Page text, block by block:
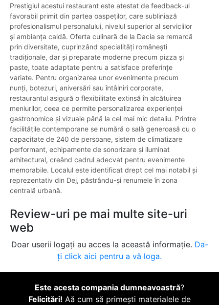
Prestigiul acestui restaurant este atestat de feedback-ul
favorabil primit din partea oaspeților, care subliniază
profesionalismul personalului, nivelul superior al serviciilor
și ambianța caldă. Oferta culinară de la Dacia se remarcă
prin diversitate, cuprinzând specialități românești
tradiționale, dar și preparate moderne precum pizza și
paste, toate adaptate pentru a satisface preferințe
variate. Pentru organizarea unor evenimente precum
nunți, botezuri, aniversări sau întâlniri corporate,
restaurantul asigură o flexibilitate extinsă în alcătuirea
meniurilor, ceea ce permite personalizarea experienței
gastronomice și vizuale până la cel mai mic detaliu. Printre
facilitățile contemporane se numără o sală generoasă cu o
capacitate de 240 de persoane, sistem de climatizare
performant, echipamente de sonorizare și iluminat
arhitectural, creând cadrul adecvat pentru evenimente
memorabile. Localul este identificat drept cel mai notabil și
reprezentativ din Dej, păstrându-și renumele în zona
centrală urbană.
Review-uri pe mai multe site-uri
web
Doar userii logați au acces la această informație. Da-
ți click aici pentru a vă loga.
Este acesta compania dumneavoastră?
Felicitări! Aă cum să primești materialele de